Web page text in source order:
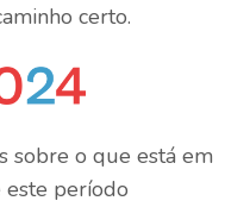
certo.
sobre o que está em
período